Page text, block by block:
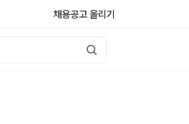
채용공고 올리기